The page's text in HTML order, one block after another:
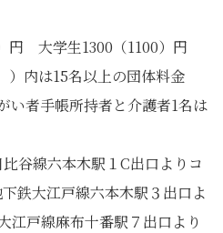
円 大学生1300（1100）円
内は15名以上の団体料金
い者手帳所持者と介護者1名は
谷線六本木駅１C出口よりコ
鉄大江戸線六本木駅３出口よ
江戸線麻布十番駅７出口より